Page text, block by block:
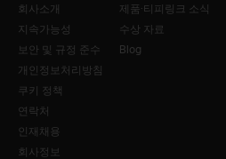
회사소개
지속가능성
보안 및 규정 준수
개인정보처리방침
쿠키 정책
연락처
인재채용
회사정보
제품·티피링크 소식
수상 자료
Blog